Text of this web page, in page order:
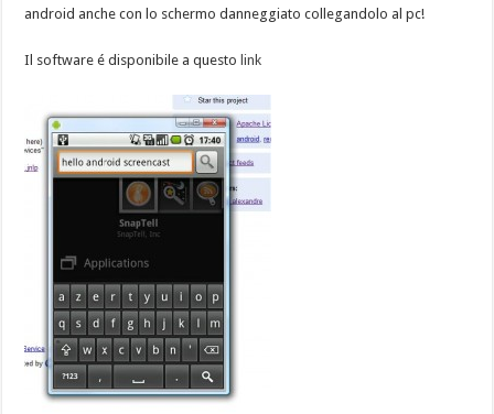
android anche con lo schermo danneggiato collegandolo al pc!
Il software é disponibile a questolink